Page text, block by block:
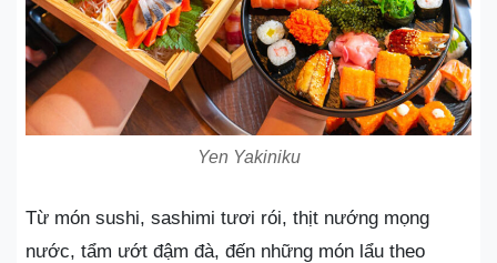
Yen Yakiniku
Từ món sushi, sashimi tươi rói, thịt nướng mọng
nước, tẩm ướt đậm đà, đến những món lẩu theo